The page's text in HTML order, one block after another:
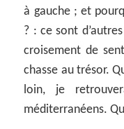
à gauche ; et
? : ce sont
croisement de
chasse au trésor.
loin, je
méditerranéens.